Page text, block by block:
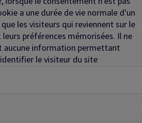
a une durée de vie normale d'un
les visiteurs qui reviennent sur le
préférences mémorisées. Il ne
aucune information permettant
le visiteur du site